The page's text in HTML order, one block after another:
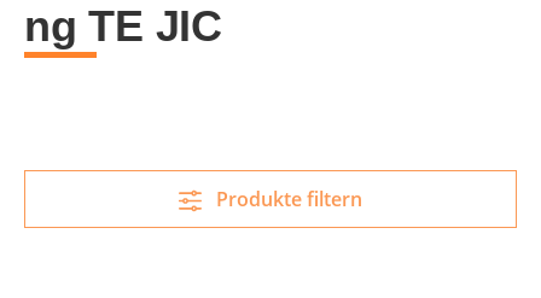
ng TE JIC
Produkte filtern